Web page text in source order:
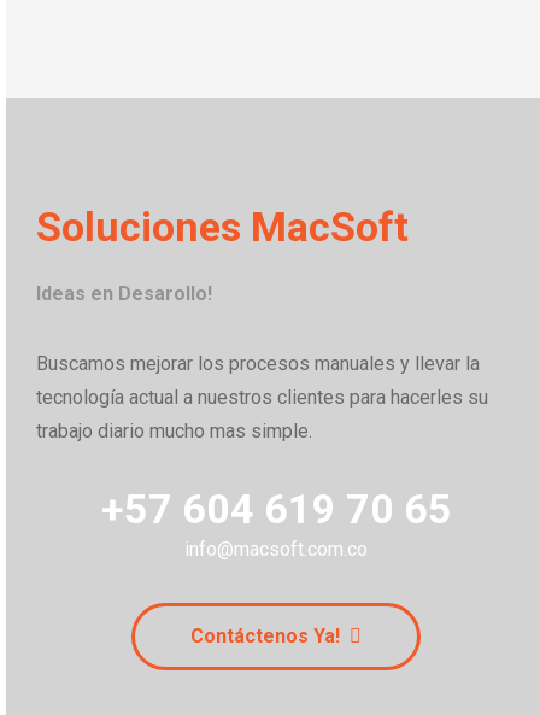
Soluciones MacSoft
Ideas en Desarollo!
Buscamos mejorar los procesos manuales y llevar la
tecnología actual a nuestros clientes para hacerles su
trabajo diario mucho mas simple.
+57 604 619 70 65
info@macsoft.com.co
Contáctenos Ya!